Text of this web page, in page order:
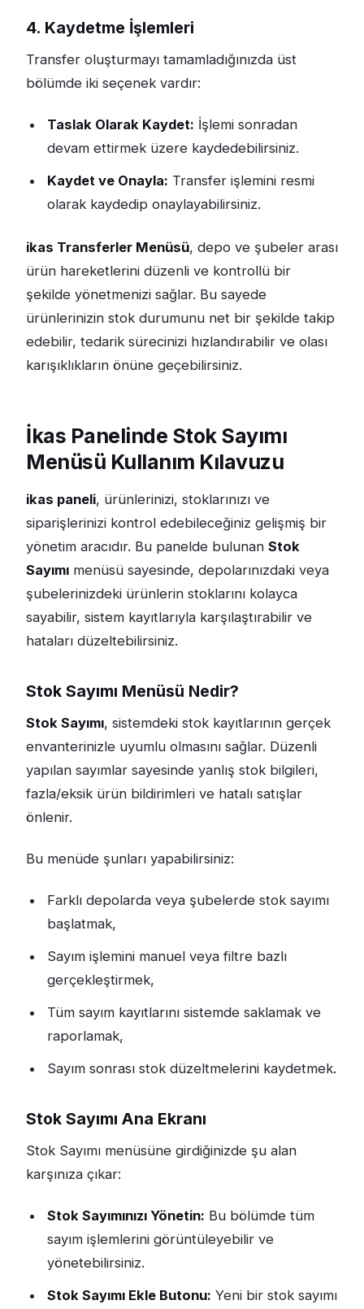
4. Kaydetme İşlemleri
Transfer oluşturmayı tamamladığınızda üst
bölümde iki seçenek vardır:
Taslak Olarak Kaydet: İşlemi sonradan
devam ettirmek üzere kaydedebilirsiniz.
Kaydet ve Onayla: Transfer işlemini resmi
olarak kaydedip onaylayabilirsiniz.
ikas Transferler Menüsü, depo ve şubeler arası
ürün hareketlerini düzenli ve kontrollü bir
şekilde yönetmenizi sağlar. Bu sayede
ürünlerinizin stok durumunu net bir şekilde takip
edebilir, tedarik sürecinizi hızlandırabilir ve olası
karışıklıkların önüne geçebilirsiniz.
İkas Panelinde Stok Sayımı
Menüsü Kullanım Kılavuzu
ikas paneli, ürünlerinizi, stoklarınızı ve
siparişlerinizi kontrol edebileceğiniz gelişmiş bir
yönetim aracıdır. Bu panelde bulunan Stok
Sayımı menüsü sayesinde, depolarınızdaki veya
şubelerinizdeki ürünlerin stoklarını kolayca
sayabilir, sistem kayıtlarıyla karşılaştırabilir ve
hataları düzeltebilirsiniz.
Stok Sayımı Menüsü Nedir?
Stok Sayımı, sistemdeki stok kayıtlarının gerçek
envanterinizle uyumlu olmasını sağlar. Düzenli
yapılan sayımlar sayesinde yanlış stok bilgileri,
fazla/eksik ürün bildirimleri ve hatalı satışlar
önlenir.
Bu menüde şunları yapabilirsiniz:
Farklı depolarda veya şubelerde stok sayımı
başlatmak,
Sayım işlemini manuel veya filtre bazlı
gerçekleştirmek,
Tüm sayım kayıtlarını sistemde saklamak ve
raporlamak,
Sayım sonrası stok düzeltmelerini kaydetmek.
Stok Sayımı Ana Ekranı
Stok Sayımı menüsüne girdiğinizde şu alan
karşınıza çıkar:
Stok Sayımınızı Yönetin: Bu bölümde tüm
sayım işlemlerini görüntüleyebilir ve
yönetebilirsiniz.
Stok Sayımı Ekle Butonu: Yeni bir stok sayımı